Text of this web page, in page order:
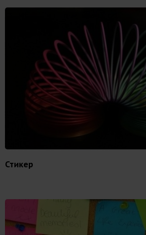
Стикер